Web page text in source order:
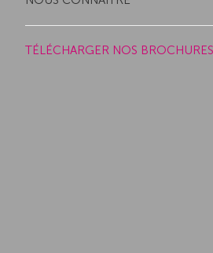
TÉLÉCHARGER NOS BROCHURES